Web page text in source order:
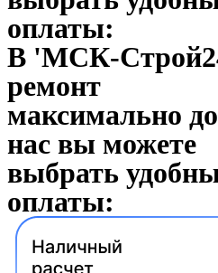
оплаты:
В 'МСК-
ремонт
максимально
нас вы можете
выбрать
оплаты: